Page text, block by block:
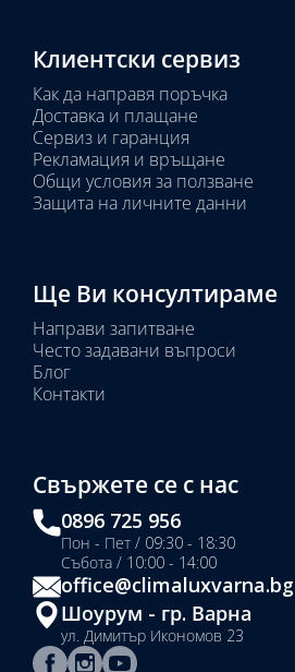
Клиентски сервиз
Как да направя поръчка
Доставка и плащане
Сервиз и гаранция
Рекламация и връщане
Общи условия за ползване
Защита на личните данни
Ще Ви консултираме
Направи запитване
Често задавани въпроси
Блог
Контакти
Свържете се с нас
0896 725 956
Пон - Пет / 09:30 - 18:30
Събота / 10:00 - 14:00
office@climaluxvarna.bg
Шоурум - гр. Варна
ул. Димитър Икономов 23